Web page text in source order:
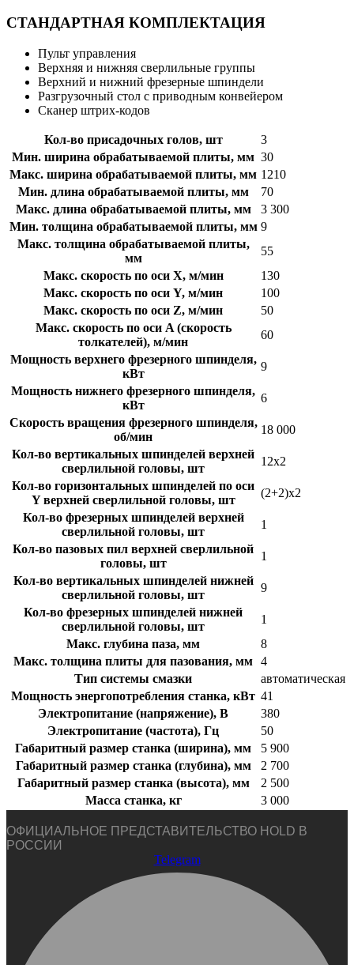
СТАНДАРТНАЯ КОМПЛЕКТАЦИЯ
Пульт управления
Верхняя и нижняя сверлильные группы
Верхний и нижний фрезерные шпиндели
Разгрузочный стол с приводным конвейером
Сканер штрих-кодов
Кол-во присадочных голов, шт
3
Мин. ширина обрабатываемой плиты, мм 30
Макс. ширина обрабатываемой плиты, мм 1210
Мин. длина обрабатываемой плиты, мм
70
Макс. длина обрабатываемой плиты, мм
3 300
Мин. толщина обрабатываемой плиты, мм 9
Макс. толщина обрабатываемой плиты,
мм
55
Макс. скорость по оси X, м/мин
130
Макс. скорость по оси Y, м/мин
100
Макс. скорость по оси Z, м/мин
50
Макс. скорость по оси A (скорость
толкателей), м/мин
60
Мощность верхнего фрезерного шпинделя,
кВт
9
Мощность нижнего фрезерного шпинделя,
кВт
6
Скорость вращения фрезерного шпинделя,
об/мин
18 000
Кол-во вертикальных шпинделей верхней
сверлильной головы, шт
12х2
Кол-во горизонтальных шпинделей по оси
Y верхней сверлильной головы, шт
(2+2)х2
Кол-во фрезерных шпинделей верхней
сверлильной головы, шт
1
Кол-во пазовых пил верхней сверлильной
головы, шт
1
Кол-во вертикальных шпинделей нижней
сверлильной головы, шт
9
Кол-во фрезерных шпинделей нижней
сверлильной головы, шт
1
Макс. глубина паза, мм
8
Макс. толщина плиты для пазования, мм 4
Тип системы смазки
автоматическая
Мощность энергопотребления станка, кВт 41
Электропитание (напряжение), В
380
Электропитание (частота), Гц
50
Габаритный размер станка (ширина), мм
5 900
Габаритный размер станка (глубина), мм
2 700
Габаритный размер станка (высота), мм
2 500
Масса станка, кг
3 000
ОФИЦИАЛЬНОЕ ПРЕДСТАВИТЕЛЬСТВО HOLD В
РОССИИ
Telegram